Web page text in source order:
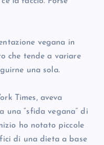
vegana in
che tende a variare
una sola.
Times, aveva
una “sfida vegana” di
ho notato piccole
di una dieta a base